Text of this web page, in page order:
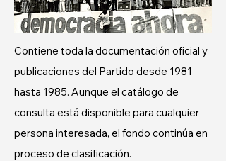
Contiene toda la documentación oficial y
publicaciones del Partido desde 1981
hasta 1985. Aunque el catálogo de
consulta está disponible para cualquier
persona interesada, el fondo continúa en
proceso de clasificación.